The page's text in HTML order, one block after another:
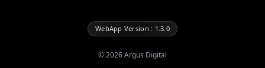
WebApp Version : 1.3.0
©2026Argus Digital